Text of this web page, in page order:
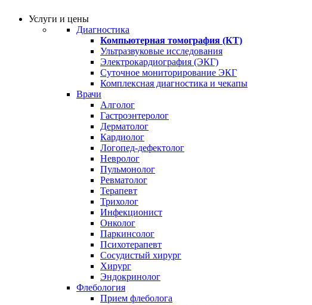
Услуги и цены
Диагностика
Компьютерная томография (КТ)
Ультразвуковые исследования
Электрокардиография (ЭКГ)
Суточное мониторирование ЭКГ
Комплексная диагностика и чекапы
Врачи
Алголог
Гастроэнтеролог
Дерматолог
Кардиолог
Логопед-дефектолог
Невролог
Пульмонолог
Ревматолог
Терапевт
Трихолог
Инфекционист
Онколог
Паркинсолог
Психотерапевт
Сосудистый хирург
Хирург
Эндокринолог
Флебология
Прием флеболога